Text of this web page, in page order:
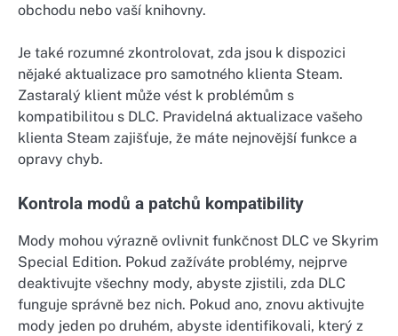
obchodu nebo vaší knihovny.
Je také rozumné zkontrolovat, zda jsou k dispozici
nějaké aktualizace pro samotného klienta Steam.
Zastaralý klient může vést k problémům s
kompatibilitou s DLC. Pravidelná aktualizace vašeho
klienta Steam zajišťuje, že máte nejnovější funkce a
opravy chyb.
Kontrola modů a patchů kompatibility
Mody mohou výrazně ovlivnit funkčnost DLC ve Skyrim
Special Edition. Pokud zažíváte problémy, nejprve
deaktivujte všechny mody, abyste zjistili, zda DLC
funguje správně bez nich. Pokud ano, znovu aktivujte
mody jeden po druhém, abyste identifikovali, který z